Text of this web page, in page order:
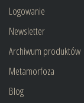
Logowanie
Newsletter
Archiwum produktów
Metamorfoza
Blog